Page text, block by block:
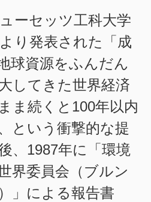
ーセッツ工科大学
り発表された「成
球資源をふんだん
してきた世界経済
ま続くと100年以内
という衝撃的な提
、1987年に「環境
界委員会（ブルン
」による報告書